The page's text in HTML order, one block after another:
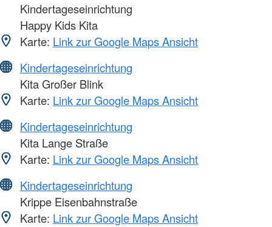
Kindertageseinrichtung
Happy Kids Kita
Karte: Link zur Google Maps Ansicht
Kindertageseinrichtung
Kita Großer Blink
Karte: Link zur Google Maps Ansicht
Kindertageseinrichtung
Kita Lange Straße
Karte: Link zur Google Maps Ansicht
Kindertageseinrichtung
Krippe Eisenbahnstraße
Karte: Link zur Google Maps Ansicht